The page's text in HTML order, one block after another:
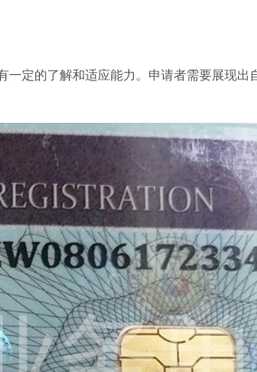
一定的了解和适应能力。申请者需要展现出